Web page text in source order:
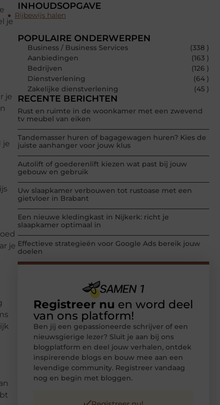
je
je
je
je
INHOUDSOPGAVE
Rijbewijs halen
POPULAIRE ONDERWERPEN
Business / Business Services
(338 )
Aanbiedingen
(163 )
Bedrijven
(126 )
Dienstverlening
(64 )
Zakelijke dienstverlening
(45 )
RECENTE BERICHTEN
Rust en ruimte in de woonkamer met een zwevend
tv meubel van eiken
Tandemasser huren of bagagewagen huren? Kies de
juiste aanhanger voor jouw klus
Autolift of goederenlift kiezen wat past bij jouw
gebouw en gebruik
Uw slaapkamer verbouwen tot rustoase met een
gietvloer in Brabant
Een nieuwe kledingkast in Nijkerk: richt je
slaapkamer optimaal in
Effectieve strategieën voor Google Ads bereik jouw
doelen
Registreer nu en word deel
van ons platform!
Ben jij een gepassioneerde schrijver of een
nieuwsgierige lezer? Sluit je aan bij ons
blogplatform en deel jouw verhalen, ontdek
inspirerende blogs en bouw mee aan een
levendige community. Registreer vandaag
nog en begin met bloggen.